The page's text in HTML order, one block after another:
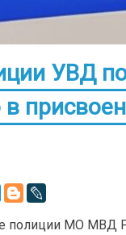
УВД
полиции МО МВД